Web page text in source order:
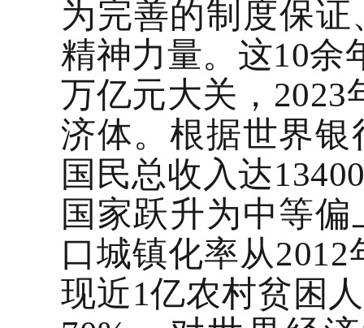
为完善的制度保
精神力量。这10余
万亿元大关，2023
济体。根据世界银
国民总收入达
国家跃升为中等
口城镇化率从2012
现近1亿农村贫困